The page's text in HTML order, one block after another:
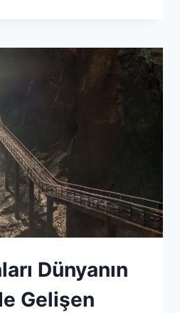
Dünyanın
Gelişen